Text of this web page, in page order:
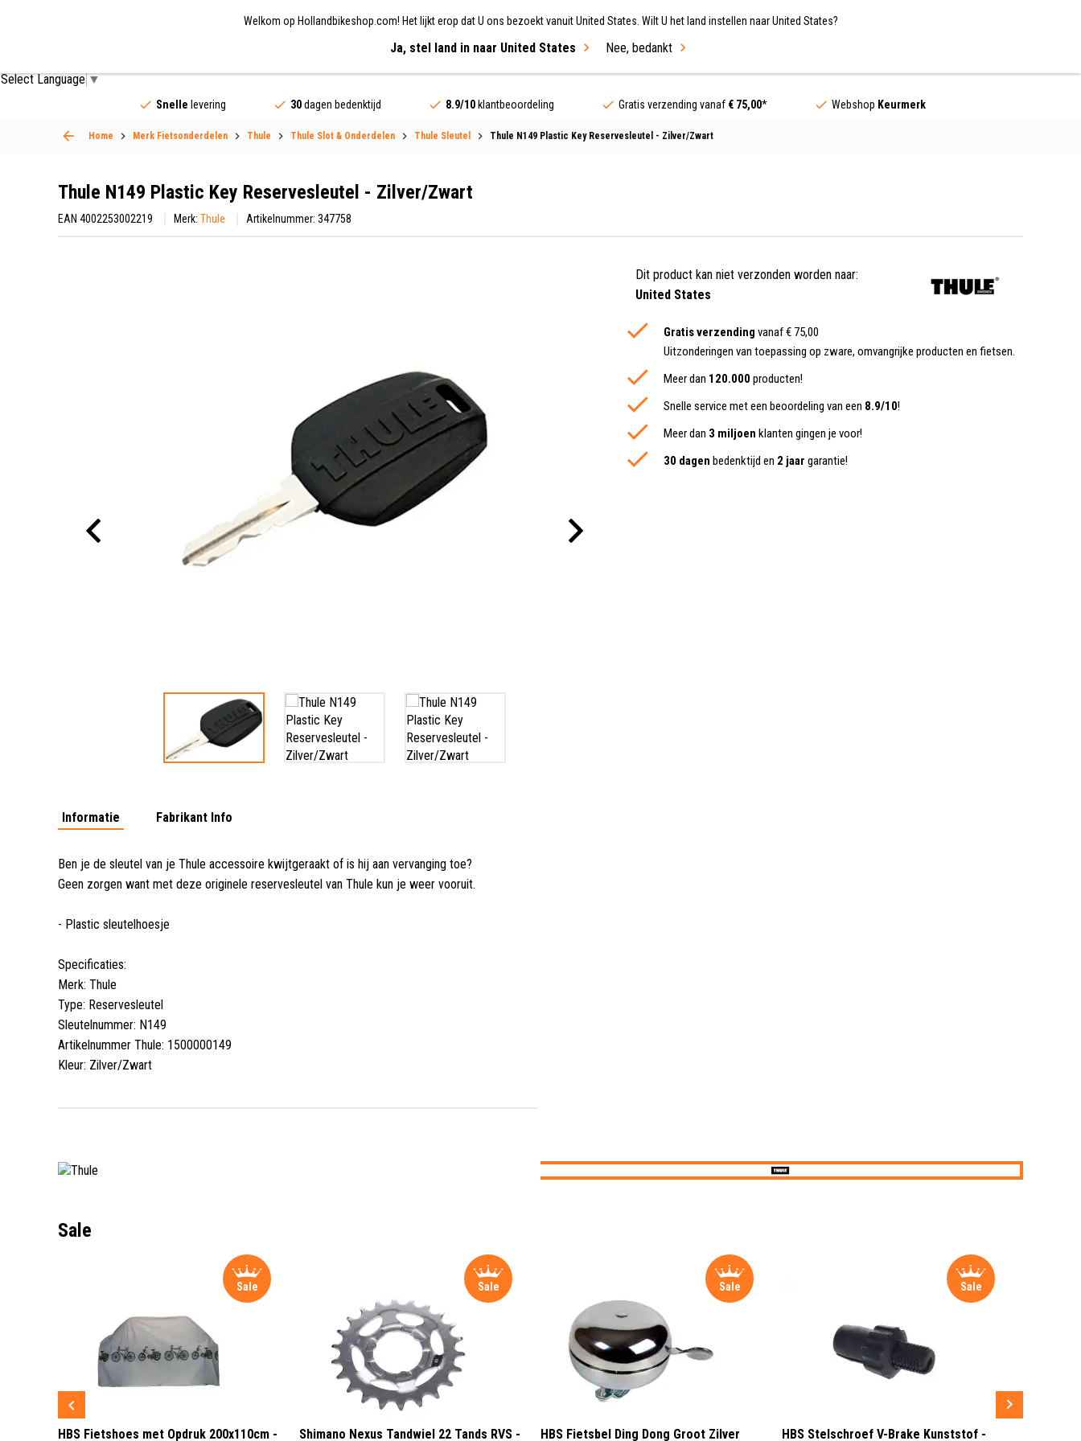
Nederland / EUR
Fietsen Merken Sale
Select Language▼
Welkom op Hollandbikeshop.com! Het lijkt erop dat U ons bezoekt vanuit United States. Wilt U het land instellen naar United States?
Ja, stel land in naar United States Nee, bedankt
Snelle levering 30dagen bedenktijd 8.9/10klantbeoordeling Gratis verzending vanaf € 75,00* Webshop Keurmerk
Home Merk Fietsonderdelen Thule Thule Slot & Onderdelen Thule Sleutel Thule N149 Plastic Key Reservesleutel - Zilver/Zwart
Thule N149 Plastic Key Reservesleutel - Zilver/Zwart
EAN 4002253002219 Merk: Thule Artikelnummer: 347758
Informatie Fabrikant Info
Ben je de sleutel van je Thule accessoire kwijtgeraakt of is hij aan vervanging toe?
Geen zorgen want met deze originele reservesleutel van Thule kun je weer vooruit.
- Plastic sleutelhoesje
Specificaties:
Merk: Thule
Type: Reservesleutel
Sleutelnummer: N149
Artikelnummer Thule: 1500000149
Kleur: Zilver/Zwart
Dit product kan niet verzonden worden naar:
United States
Gratis verzending vanaf € 75,00
Uitzonderingen van toepassing op zware, omvangrijke producten en fietsen.
Meer dan 120.000 producten!
Snelle service met een beoordeling van een 8.9/10!
Meer dan 3 miljoen klanten gingen je voor!
30 dagen bedenktijd en 2 jaar garantie!
Sale
Sale
HBS Fietshoes met Opdruk 200x110cm -
Sale
Shimano Nexus Tandwiel 22 Tands RVS -
Sale
HBS Fietsbel Ding Dong Groot Zilver
Sale
HBS Stelschroef V-Brake Kunststof -